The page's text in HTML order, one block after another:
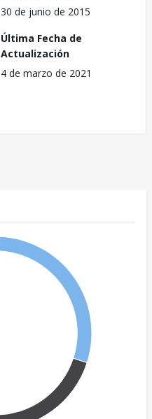
30 de junio de 2015
Última Fecha de
Actualización
4 de marzo de 2021